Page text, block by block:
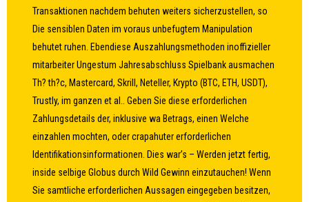
Transaktionen nachdem behuten weiters sicherzustellen, so
Die sensiblen Daten im voraus unbefugtem Manipulation
behutet ruhen. Ebendiese Auszahlungsmethoden inoffizieller
mitarbeiter Ungestum Jahresabschluss Spielbank ausmachen
Th? th?c, Mastercard, Skrill, Neteller, Krypto (BTC, ETH, USDT),
Trustly, im ganzen et al.. Geben Sie diese erforderlichen
Zahlungsdetails der, inklusive wa Betrags, einen Welche
einzahlen mochten, oder crapahuter erforderlichen
Identifikationsinformationen. Dies war’s – Werden jetzt fertig,
inside selbige Globus durch Wild Gewinn einzutauchen! Wenn
Sie samtliche erforderlichen Aussagen eingegeben besitzen,